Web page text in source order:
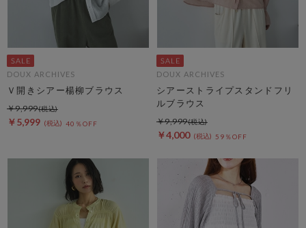
DOUX ARCHIVES
Ｖ開きシアー楊柳ブラウス
￥5,999 40％OFF
￥9,999
DOUX ARCHIVES
シアーストライプスタンドフリ
ルブラウス
￥4,000 59％OFF
￥9,999